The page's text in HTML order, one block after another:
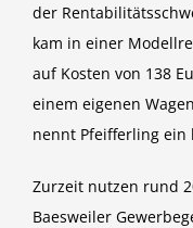
der
kam in einer
auf Kosten von 138
einem eigenen
nennt Pfeifferling ein
Zurzeit nutzen rund
Baesweiler